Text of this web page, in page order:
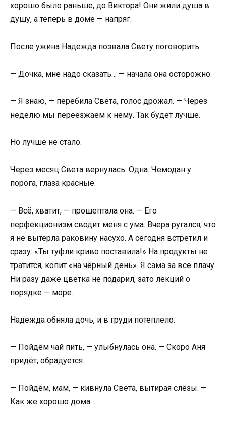
хорошо было раньше, до Виктора! Они жили душа в
душу, а теперь в доме — напряг.
После ужина Надежда позвала Свету поговорить.
— Дочка, мне надо сказать… — начала она осторожно.
— Я знаю, — перебила Света, голос дрожал. — Через
неделю мы переезжаем к нему. Так будет лучше.
Но лучше не стало.
Через месяц Света вернулась. Одна. Чемодан у
порога, глаза красные.
— Всё, хватит, — прошептала она. — Его
перфекционизм сводит меня с ума. Вчера ругался, что
я не вытерла раковину насухо. А сегодня встретил и
сразу: «Ты туфли криво поставила!» На продукты не
тратится, копит «на чёрный день». Я сама за всё плачу.
Ни разу даже цветка не подарил, зато лекций о
порядке — море.
Надежда обняла дочь, и в груди потеплело.
— Пойдём чай пить, — улыбнулась она. — Скоро Аня
придёт, обрадуется.
— Пойдём, мам, — кивнула Света, вытирая слёзы. —
Как же хорошо дома…